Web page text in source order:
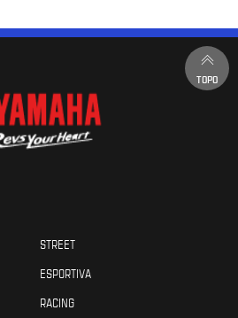
TOPO
STREET
ESPORTIVA
RACING